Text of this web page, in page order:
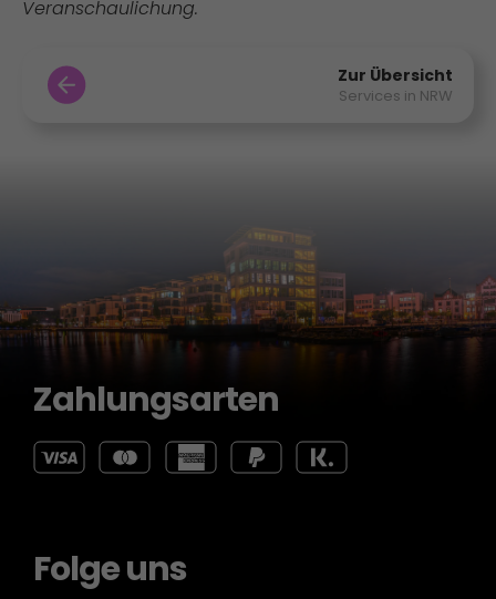
Veranschaulichung.
Zur Übersicht
Services in NRW
Zahlungsarten
Folge uns